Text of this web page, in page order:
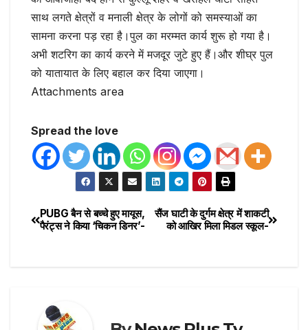
साथ लगते क्षेत्रों व मनाली क्षेत्र के लोगों को समस्याओं का
सामना करना पड़ रहा है।पुल का मरम्मत कार्य शुरू हो गया है।
अभी शटरिग का कार्य करने में मजदूर जुटे हुए हैं।और शीघ्र पुल
को यातायात के लिए बहाल कर दिया जाएगा।
Attachments area
Spread the love
सैंज घाटी के दुर्गम क्षेत्र में शाकटी
को आखिर मिला मिडल स्कूल-
PUBG बैन से बच्चे हुए मायूस,
पैरंट्स ने किया ‘चिकन डिनर’-